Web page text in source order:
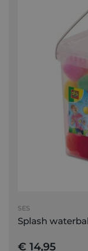
SES
Splash
€ 14,95